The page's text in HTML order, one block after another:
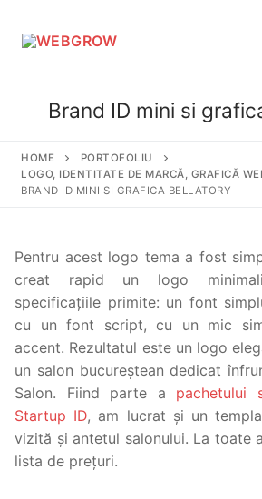
Brand ID mini si
HOME
PORTOFOLIU
LOGO, IDENTITATE DE MARCĂ, GRAFICĂ
BRAND ID MINI SI GRAFICA BELLATORY
Pentru acest logo tema a fost
creat rapid un logo
specificațiile primite: un font
cu un font script, cu un mic
accent. Rezultatul este un logo
un salon bucureștean dedicat
Salon. Fiind parte a pachetului
Startup ID, am lucrat și un
vizită și antetul salonului. La toate
lista de prețuri.